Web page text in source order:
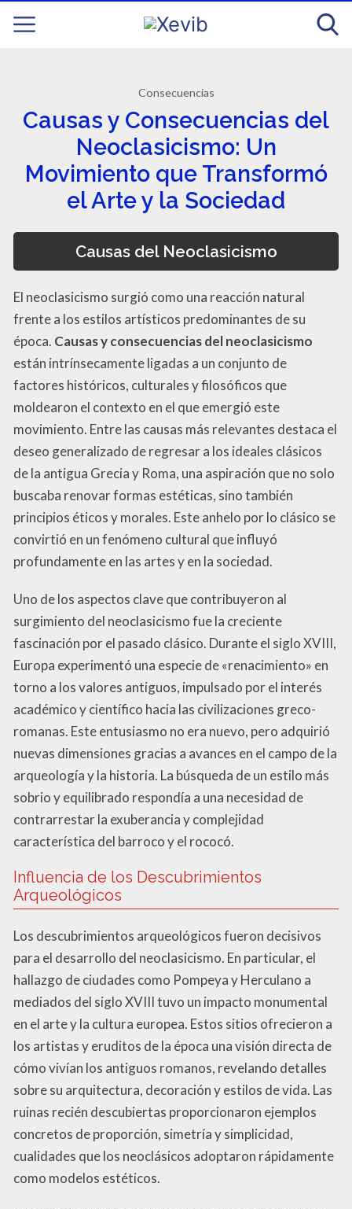
Consecuencias
Causas y Consecuencias del
Neoclasicismo: Un
Movimiento que Transformó
el Arte y la Sociedad
Causas del Neoclasicismo
El neoclasicismo surgió como una reacción natural
frente a los estilos artísticos predominantes de su
época. Causas y consecuencias del neoclasicismo
están intrínsecamente ligadas a un conjunto de
factores históricos, culturales y filosóficos que
moldearon el contexto en el que emergió este
movimiento. Entre las causas más relevantes destaca el
deseo generalizado de regresar a los ideales clásicos
de la antigua Grecia y Roma, una aspiración que no solo
buscaba renovar formas estéticas, sino también
principios éticos y morales. Este anhelo por lo clásico se
convirtió en un fenómeno cultural que influyó
profundamente en las artes y en la sociedad.
Uno de los aspectos clave que contribuyeron al
surgimiento del neoclasicismo fue la creciente
fascinación por el pasado clásico. Durante el siglo XVIII,
Europa experimentó una especie de «renacimiento» en
torno a los valores antiguos, impulsado por el interés
académico y científico hacia las civilizaciones greco-
romanas. Este entusiasmo no era nuevo, pero adquirió
nuevas dimensiones gracias a avances en el campo de la
arqueología y la historia. La búsqueda de un estilo más
sobrio y equilibrado respondía a una necesidad de
contrarrestar la exuberancia y complejidad
característica del barroco y el rococó.
Influencia de los Descubrimientos
Arqueológicos
Los descubrimientos arqueológicos fueron decisivos
para el desarrollo del neoclasicismo. En particular, el
hallazgo de ciudades como Pompeya y Herculano a
mediados del siglo XVIII tuvo un impacto monumental
en el arte y la cultura europea. Estos sitios ofrecieron a
los artistas y eruditos de la época una visión directa de
cómo vivían los antiguos romanos, revelando detalles
sobre su arquitectura, decoración y estilos de vida. Las
ruinas recién descubiertas proporcionaron ejemplos
concretos de proporción, simetría y simplicidad,
cualidades que los neoclásicos adoptaron rápidamente
como modelos estéticos.